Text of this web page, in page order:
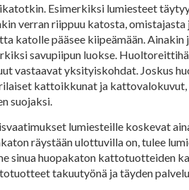
Esimerkiksi lumiesteet
verran riippuu katosta,
katolle pääsee kiipeämään.
savupiipun luokse.
vastaavat yksityiskohdat. Joskus
kattoikkunat ja
suojaksi.
lumiesteille koskevat
räystään ulottuvilla on, tulee
sinua huopakaton kattotuotteiden
takuutyönä ja täyden